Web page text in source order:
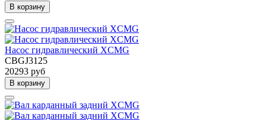
В корзину
Насос гидравлический XCMG
CBGJ3125
20293 руб
В корзину